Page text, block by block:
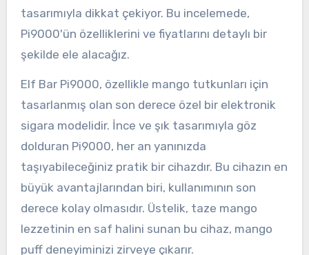
tasarımıyla dikkat çekiyor. Bu incelemede,
Pi9000'ün özelliklerini ve fiyatlarını detaylı bir
şekilde ele alacağız.
Elf Bar Pi9000, özellikle mango tutkunları için
tasarlanmış olan son derece özel bir elektronik
sigara modelidir. İnce ve şık tasarımıyla göz
dolduran Pi9000, her an yanınızda
taşıyabileceğiniz pratik bir cihazdır. Bu cihazın en
büyük avantajlarından biri, kullanımının son
derece kolay olmasıdır. Üstelik, taze mango
lezzetinin en saf halini sunan bu cihaz, mango
puff deneyiminizi zirveye çıkarır.